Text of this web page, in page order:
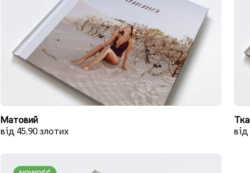
Матовий
від 45,90 злотих
від